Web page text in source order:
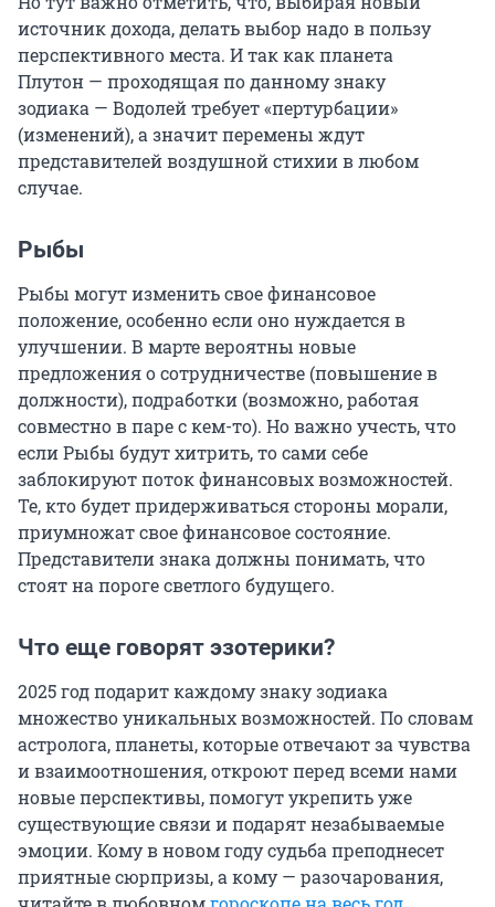
источник дохода, делать выбор надо в пользу
перспективного места. И так как планета
Плутон — проходящая по данному знаку
зодиака — Водолей требует «пертурбации»
(изменений), а значит перемены ждут
представителей воздушной стихии в любом
случае.
Рыбы
Рыбы могут изменить свое финансовое
положение, особенно если оно нуждается в
улучшении. В марте вероятны новые
предложения о сотрудничестве (повышение в
должности), подработки (возможно, работая
совместно в паре с кем-то). Но важно учесть, что
если Рыбы будут хитрить, то сами себе
заблокируют поток финансовых возможностей.
Те, кто будет придерживаться стороны морали,
приумножат свое финансовое состояние.
Представители знака должны понимать, что
стоят на пороге светлого будущего.
Что еще говорят эзотерики?
2025 год подарит каждому знаку зодиака
множество уникальных возможностей. По словам
астролога, планеты, которые отвечают за чувства
и взаимоотношения, откроют перед всеми нами
новые перспективы, помогут укрепить уже
существующие связи и подарят незабываемые
эмоции. Кому в новом году судьба преподнесет
приятные сюрпризы, а кому — разочарования,